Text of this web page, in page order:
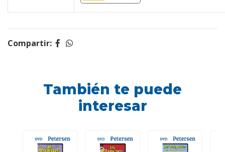
Compartir:
También te puede
interesar